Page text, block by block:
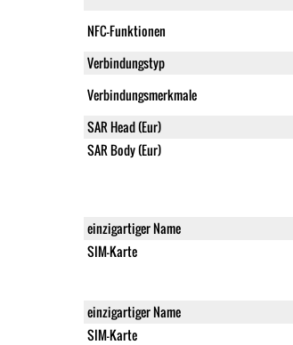
NFC-Funktionen
Verbindungstyp
Verbindungsmerkmale
SAR Head (Eur)
SAR Body (Eur)
einzigartiger Name
SIM-Karte
einzigartiger Name
SIM-Karte